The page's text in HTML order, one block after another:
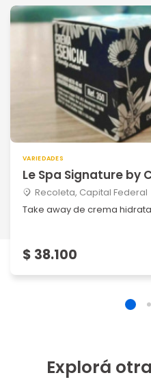
VARIEDADES
Le Spa Signature by
Recoleta, Capital Federal
Take away de crema
$ 38.100
Explorá